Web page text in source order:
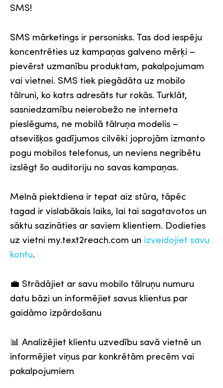
SMS!
SMS mārketings ir personisks. Tas dod iespēju
koncentrēties uz kampaņas galveno mērķi –
pievērst uzmanību produktam, pakalpojumam
vai vietnei. SMS tiek piegādāta uz mobilo
tālruni, ko katrs adresāts tur rokās. Turklāt,
sasniedzamību neierobežo ne interneta
pieslēgums, ne mobilā tālruņa modelis –
atsevišķos gadījumos cilvēki joprojām izmanto
pogu mobilos telefonus, un neviens negribētu
izslēgt šo auditoriju no savas kampaņas.
Melnā piektdiena ir tepat aiz stūra, tāpēc
tagad ir vislabākais laiks, lai tai sagatavotos un
sāktu sazināties ar saviem klientiem. Dodieties
uz vietni my.text2reach.com un izveidojiet savu
kontu.
💼 Strādājiet ar savu mobilo tālruņu numuru
datu bāzi un informējiet savus klientus par
gaidāmo izpārdošanu
📊 Analizējiet klientu uzvedību savā vietnē un
informējiet viņus par konkrētām precēm vai
pakalpojumiem